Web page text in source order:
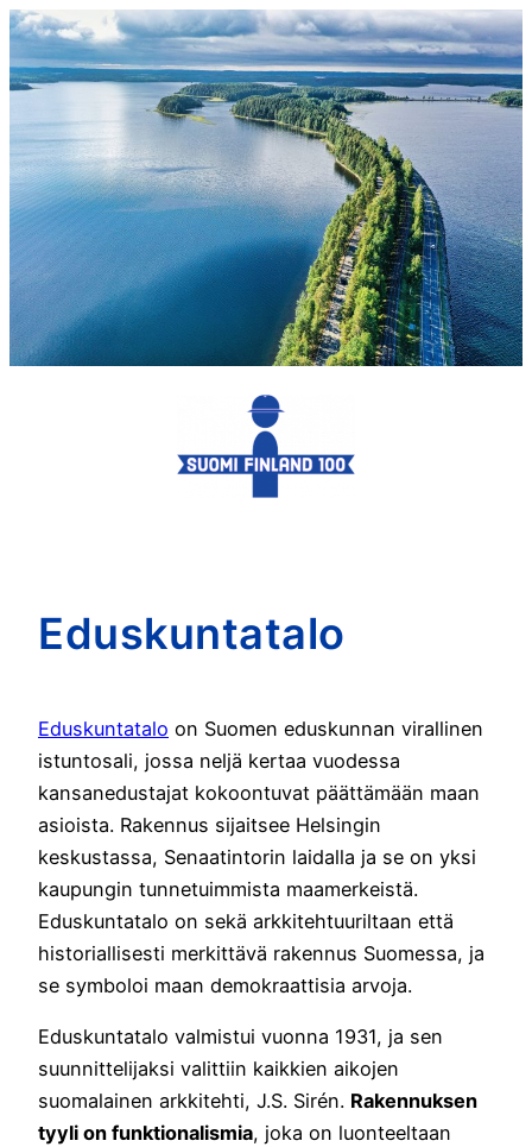
Siirry
sisältöön
Eduskuntatalo
Eduskuntatalo on Suomen eduskunnan virallinen
istuntosali, jossa neljä kertaa vuodessa
kansanedustajat kokoontuvat päättämään maan
asioista. Rakennus sijaitsee Helsingin
keskustassa, Senaatintorin laidalla ja se on yksi
kaupungin tunnetuimmista maamerkeistä.
Eduskuntatalo on sekä arkkitehtuuriltaan että
historiallisesti merkittävä rakennus Suomessa, ja
se symboloi maan demokraattisia arvoja.
Eduskuntatalo valmistui vuonna 1931, ja sen
suunnittelijaksi valittiin kaikkien aikojen
suomalainen arkkitehti, J.S. Sirén. Rakennuksen
tyyli on funktionalismia, joka on luonteeltaan